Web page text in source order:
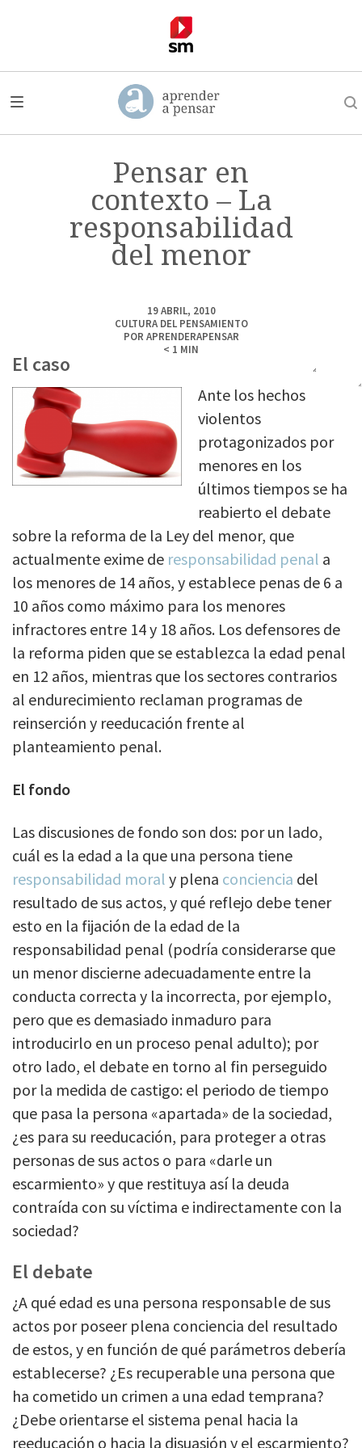
Pensar en
contexto – La
responsabilidad
del menor
19 ABRIL, 2010
CULTURA DEL PENSAMIENTO
POR APRENDERAPENSAR
< 1 MIN
El caso
Ante los hechos
violentos
protagonizados por
menores en los
últimos tiempos se ha
reabierto el debate
sobre la reforma de la Ley del menor, que
actualmente exime de responsabilidad penal a
los menores de 14 años, y establece penas de 6 a
10 años como máximo para los menores
infractores entre 14 y 18 años. Los defensores de
la reforma piden que se establezca la edad penal
en 12 años, mientras que los sectores contrarios
al endurecimiento reclaman programas de
reinserción y reeducación frente al
planteamiento penal.
El fondo
Las discusiones de fondo son dos: por un lado,
cuál es la edad a la que una persona tiene
responsabilidad moral y plena conciencia del
resultado de sus actos, y qué reflejo debe tener
esto en la fijación de la edad de la
responsabilidad penal (podría considerarse que
un menor discierne adecuadamente entre la
conducta correcta y la incorrecta, por ejemplo,
pero que es demasiado inmaduro para
introducirlo en un proceso penal adulto); por
otro lado, el debate en torno al fin perseguido
por la medida de castigo: el periodo de tiempo
que pasa la persona «apartada» de la sociedad,
¿es para su reeducación, para proteger a otras
personas de sus actos o para «darle un
escarmiento» y que restituya así la deuda
contraída con su víctima e indirectamente con la
sociedad?
El debate
¿A qué edad es una persona responsable de sus
actos por poseer plena conciencia del resultado
de estos, y en función de qué parámetros debería
establecerse? ¿Es recuperable una persona que
ha cometido un crimen a una edad temprana?
¿Debe orientarse el sistema penal hacia la
reeducación o hacia la disuasión y el escarmiento?